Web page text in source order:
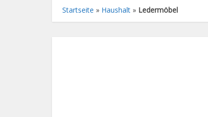
Startseite » Haushalt » Ledermöbel